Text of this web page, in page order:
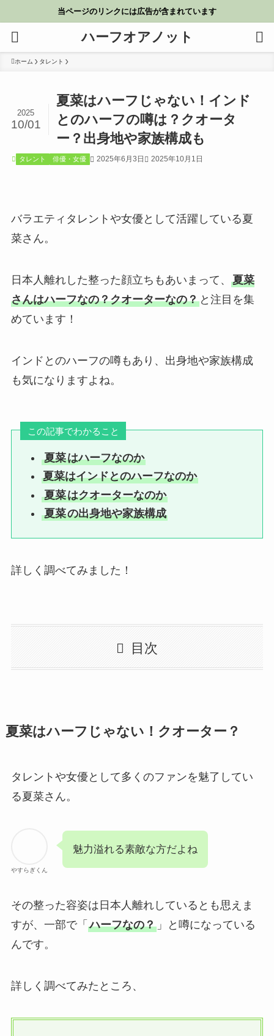
当ページのリンクには広告が含まれています
ハーフオアノット
ホーム タレント
夏菜はハーフじゃない！インド
とのハーフの噂は？クオータ
ー？出身地や家族構成も
2025
10/01
タレント 俳優・女優 2025年6月3日 2025年10月1日
バラエティタレントや女優として活躍している夏
菜さん。
日本人離れした整った顔立ちもあいまって、 夏菜
さんはハーフなの？クオーターなの？と注目を集
めています！
インドとのハーフの噂もあり、出身地や家族構成
も気になりますよね。
この記事でわかること
夏菜はハーフなのか
夏菜はインドとのハーフなのか
夏菜はクオーターなのか
夏菜の出身地や家族構成
詳しく調べてみました！
目次
夏菜はハーフじゃない！クオーター？
タレントや女優として多くのファンを魅了してい
る夏菜さん。
やすらぎくん
魅力溢れる素敵な方だよね
その整った容姿は日本人離れしているとも思えま
すが、一部で「 ハーフなの？」と噂になっている
んです。
詳しく調べてみたところ、